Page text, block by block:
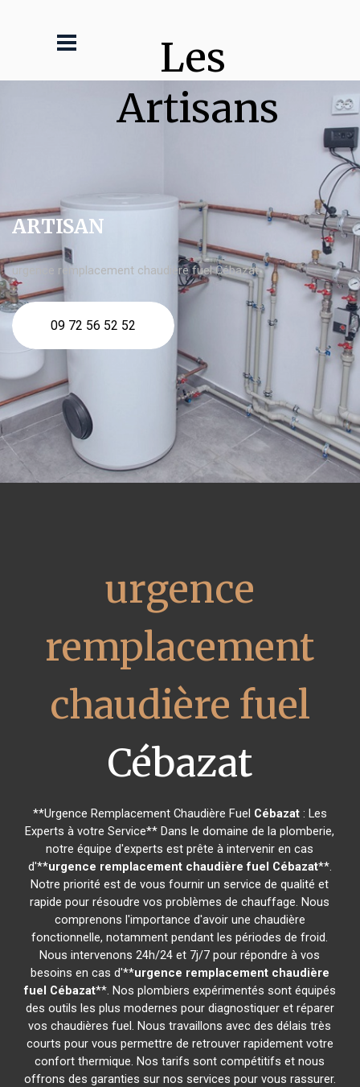
Les
Artisans
ARTISAN
urgence remplacement chaudière fuel Cébazat
09 72 56 52 52
urgence
remplacement
chaudière fuel
Cébazat
**Urgence Remplacement Chaudière Fuel Cébazat: Les
Experts à votre Service** Dans le domaine de la plomberie,
notre équipe d'experts est prête à intervenir en cas
d'**urgence remplacement chaudière fuel Cébazat**.
Notre priorité est de vous fournir un service de qualité et
rapide pour résoudre vos problèmes de chauffage. Nous
comprenons l'importance d'avoir une chaudière
fonctionnelle, notamment pendant les périodes de froid.
Nous intervenons 24h/24 et 7j/7 pour répondre à vos
besoins en cas d'**urgence remplacement chaudière
fuel Cébazat**. Nos plombiers expérimentés sont équipés
des outils les plus modernes pour diagnostiquer et réparer
vos chaudières fuel. Nous travaillons avec des délais très
courts pour vous permettre de retrouver rapidement votre
confort thermique. Nos tarifs sont compétitifs et nous
offrons des garanties sur nos services pour vous rassurer.